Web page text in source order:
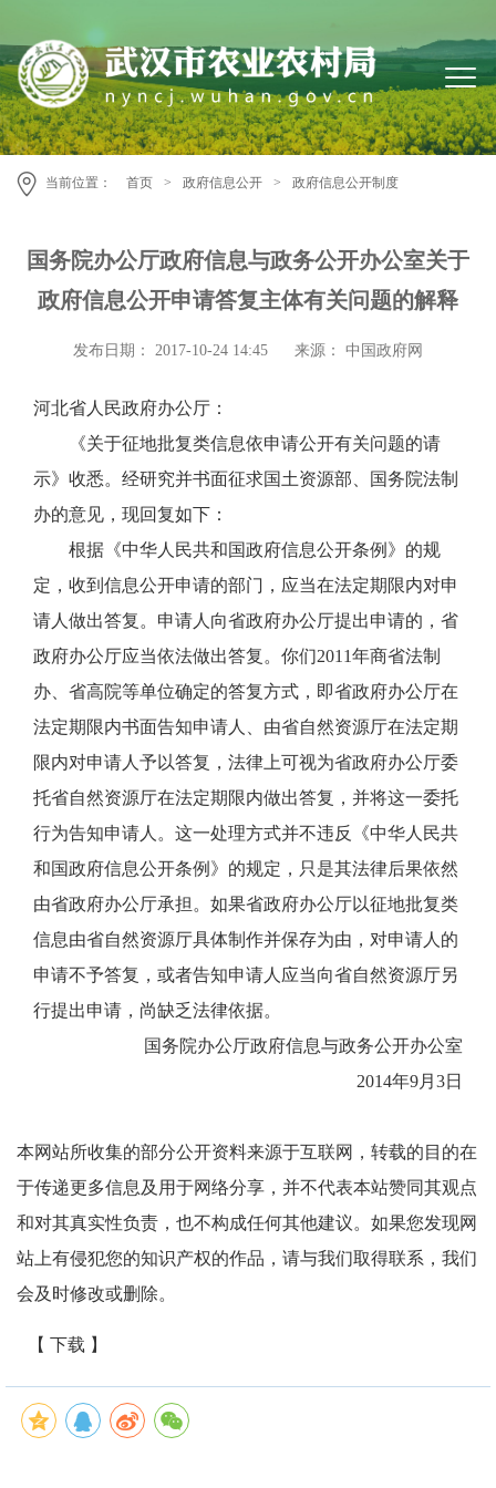
当前位置： 首页 > 政府信息公开 > 政府信息公开制度
国务院办公厅政府信息与政务公开办公室关于
政府信息公开申请答复主体有关问题的解释
发布日期： 2017-10-24 14:45 来源： 中国政府网
河北省人民政府办公厅：
《关于征地批复类信息依申请公开有关问题的请
示》收悉。经研究并书面征求国土资源部、国务院法制
办的意见，现回复如下：
根据《中华人民共和国政府信息公开条例》的规
定，收到信息公开申请的部门，应当在法定期限内对申
请人做出答复。申请人向省政府办公厅提出申请的，省
政府办公厅应当依法做出答复。你们2011年商省法制
办、省高院等单位确定的答复方式，即省政府办公厅在
法定期限内书面告知申请人、由省自然资源厅在法定期
限内对申请人予以答复，法律上可视为省政府办公厅委
托省自然资源厅在法定期限内做出答复，并将这一委托
行为告知申请人。这一处理方式并不违反《中华人民共
和国政府信息公开条例》的规定，只是其法律后果依然
由省政府办公厅承担。如果省政府办公厅以征地批复类
信息由省自然资源厅具体制作并保存为由，对申请人的
申请不予答复，或者告知申请人应当向省自然资源厅另
行提出申请，尚缺乏法律依据。
国务院办公厅政府信息与政务公开办公室
2014年9月3日
本网站所收集的部分公开资料来源于互联网，转载的目的在
于传递更多信息及用于网络分享，并不代表本站赞同其观点
和对其真实性负责，也不构成任何其他建议。如果您发现网
站上有侵犯您的知识产权的作品，请与我们取得联系，我们
会及时修改或删除。
【 下载 】